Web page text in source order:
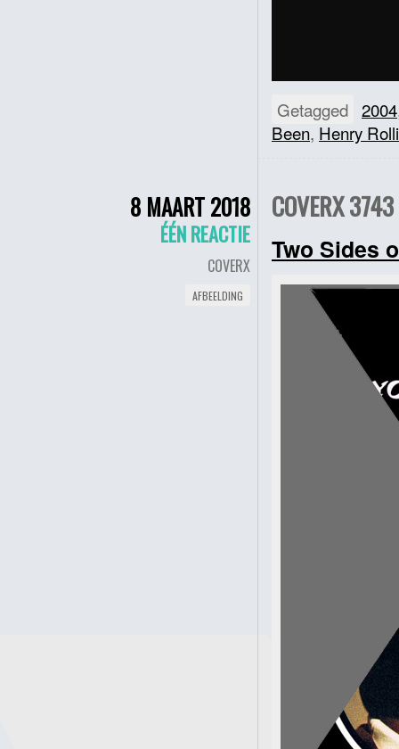
Getagged 2004
Been, Henry
8 MAART 2018
ÉÉN REACTIE
COVERX
AFBEELDING
COVERX
Two Sides